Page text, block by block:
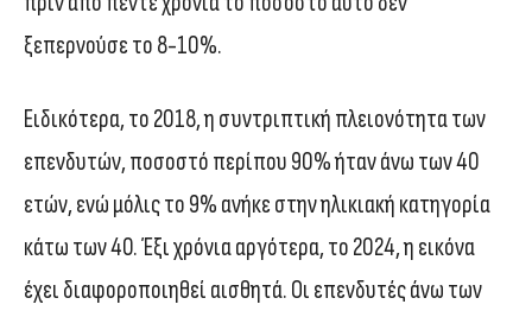
ξεπερνούσε το 8-10%.
Ειδικότερα, το 2018, η συντριπτική πλειονότητα των
επενδυτών, ποσοστό περίπου 90% ήταν άνω των 40
ετών, ενώ μόλις το 9% ανήκε στην ηλικιακή κατηγορία
κάτω των 40. Έξι χρόνια αργότερα, το 2024, η εικόνα
έχει διαφοροποιηθεί αισθητά. Οι επενδυτές άνω των